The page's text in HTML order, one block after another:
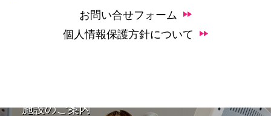
お問い合せフォーム
個人情報保護方針について
施設のご案内